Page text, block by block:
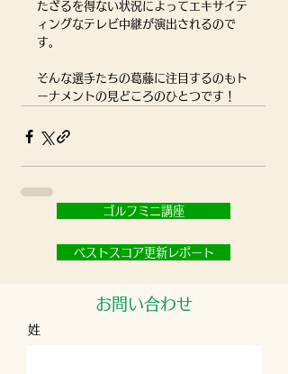
たざるを得ない状況によってエキサイテ
ィングなテレビ中継が演出されるので
す。
そんな選手たちの葛藤に注目するのもト
ーナメントの見どころのひとつです！
ゴルフミニ講座
ベストスコア更新レポート
お問い合わせ
姓